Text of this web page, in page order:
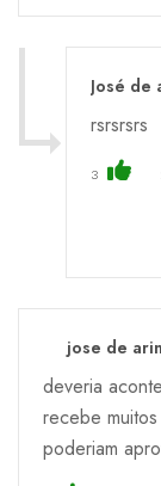
José de
rsrsrsrs
3
jose de
deveria
recebe
poderiam